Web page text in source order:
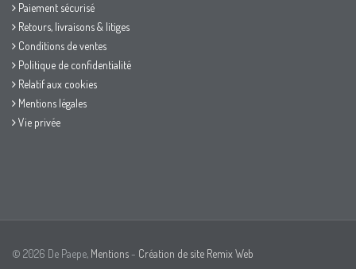
Paiement sécurisé
Retours, livraisons & litiges
Conditions de ventes
Politique de confidentialité
Relatif aux cookies
Mentions légales
Vie privée
© 2026 De Paepe, Mentions - Création de site Remix Web